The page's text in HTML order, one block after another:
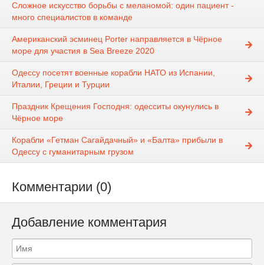
Сложное искусство борьбы с меланомой: один пациент -
много специалистов в команде
Американский эсминец Porter направляется в Чёрное
море для участия в Sea Breeze 2020
Одессу посетят военные корабли НАТО из Испании,
Италии, Греции и Турции
Праздник Крещения Господня: одесситы окунулись в
Чёрное море
Корабли «Гетман Сагайдачный» и «Балта» прибыли в
Одессу с гуманитарным грузом
Комментарии (0)
Добавление комментария